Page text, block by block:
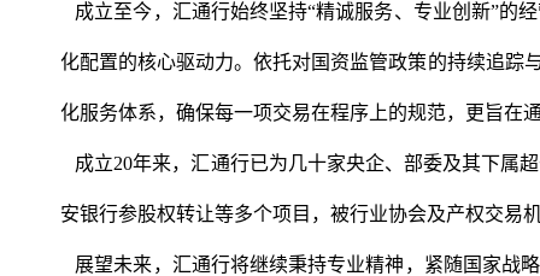
成立至今，汇通行始终坚持“精诚服务、专业创新”的
化配置的核心驱动力。依托对国资监管政策的持续追踪
化服务体系，确保每一项交易在程序上的规范，更旨在
成立20年来，汇通行已为几十家央企、部委及其下属
安银行参股权转让等多个项目，被行业协会及产权交易
展望未来，汇通行将继续秉持专业精神，紧随国家战